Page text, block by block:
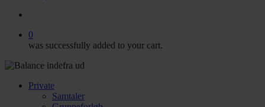
0
was successfully added to your cart.
Private
Samtaler